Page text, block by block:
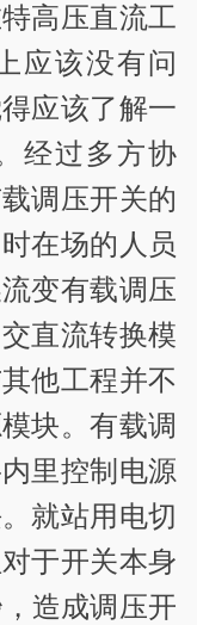
高压直流工
应该没有问
应该了解一
经过多方协
调压开关的
在场的人员
变有载调压
直流转换模
他工程并不
块。有载调
里控制电源
就站用电切
于开关本身
造成调压开